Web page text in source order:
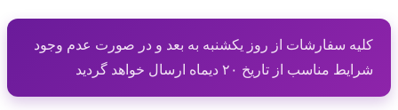
کلیه سفارشات از روز یکشنبه به بعد و در صورت عدم وجود
شرایط مناسب از تاریخ ۲۰ دیماه ارسال خواهد گردید